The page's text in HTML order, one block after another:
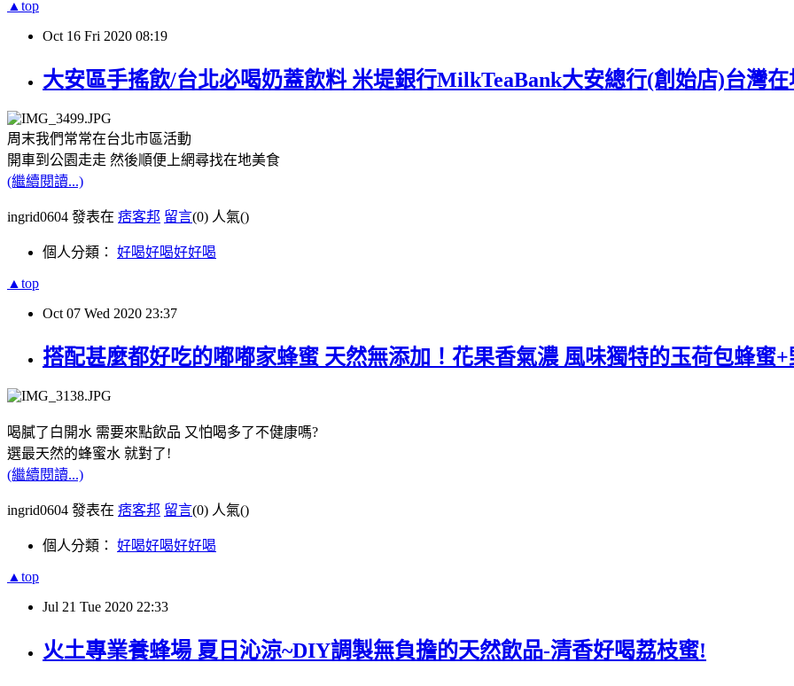
▲top
Oct 16 Fri 2020 08:19
大安區手搖飲/台北必喝奶蓋飲料 米堤銀行MilkTeaBank大安總行(創始店)台灣
周末我們常常在台北市區活動
開車到公園走走 然後順便上網尋找在地美食
(繼續閱讀...)
ingrid0604 發表在 痞客邦 留言(0) 人氣()
個人分類： 好喝好喝好好喝
▲top
Oct 07 Wed 2020 23:37
搭配甚麼都好吃的嘟嘟家蜂蜜 天然無添加！花果香氣濃 風味獨特的玉荷包蜂蜜
喝膩了白開水 需要來點飲品 又怕喝多了不健康嗎?
選最天然的蜂蜜水 就對了!
(繼續閱讀...)
ingrid0604 發表在 痞客邦 留言(0) 人氣()
個人分類： 好喝好喝好好喝
▲top
Jul 21 Tue 2020 22:33
火土專業養蜂場 夏日沁涼~DIY調製無負擔的天然飲品-清香好喝荔枝蜜!